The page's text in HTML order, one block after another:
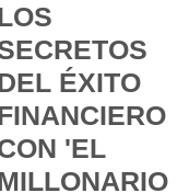
ÉXITO
'EL